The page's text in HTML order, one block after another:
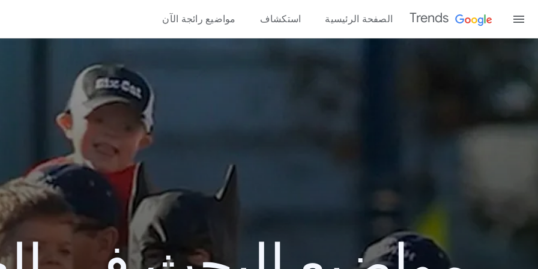
Trends الصفحة الرئيسية استكشاف مواضيع رائجة الآن